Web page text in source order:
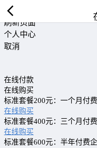
返回首页
刷新页面
个人中心
取消
在线付款
在线购买
标准套餐200元：一个月付
在线购买
标准套餐400元：三个月付
在线购买
标准套餐600元：半年付费